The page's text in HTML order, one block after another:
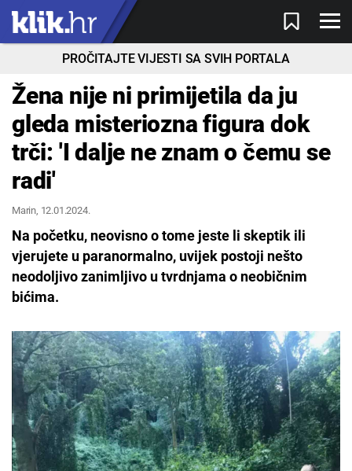
PROČITAJTE VIJESTI SA SVIH PORTALA
Žena nije ni primijetila da ju
gleda misteriozna figura dok
trči: 'I dalje ne znam o čemu se
radi'
Marin, 12.01.2024.
Na početku, neovisno o tome jeste li skeptik ili
vjerujete u paranormalno, uvijek postoji nešto
neodoljivo zanimljivo u tvrdnjama o neobičnim
bićima.